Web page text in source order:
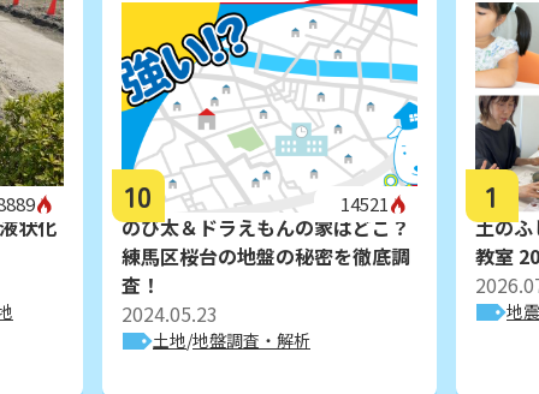
状化
10 14521
のび太＆ドラえもんの家はどこ？
練馬区桜台の地盤の秘密を徹底調
査！
2024.05.23
土地 地盤調査・解析
1
土のふ
教室
地震